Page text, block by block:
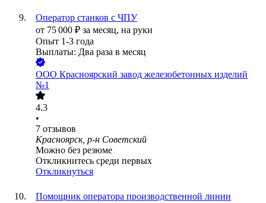
Оператор станков с ЧПУ
от 75 000 ₽ за месяц, на руки
Опыт 1-3 года
Выплаты: Два раза в месяц
ООО Красноярский завод железобетонных изделий
№1
4.3
•
7 отзывов
Красноярск, р-н Советский
Можно без резюме
Откликнитесь среди первых
Откликнуться
Помощник оператора производственной линии